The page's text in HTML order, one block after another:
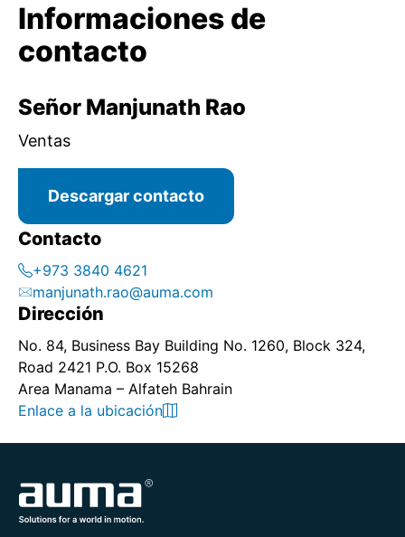
Informaciones de
contacto
Señor Manjunath Rao
Ventas
Descargar contacto
Contacto
+973 3840 4621
manjunath.rao@auma.com
Dirección
No. 84, Business Bay Building No. 1260, Block 324,
Road 2421 P.O. Box 15268
Area Manama – Alfateh Bahrain
Enlace a la ubicación